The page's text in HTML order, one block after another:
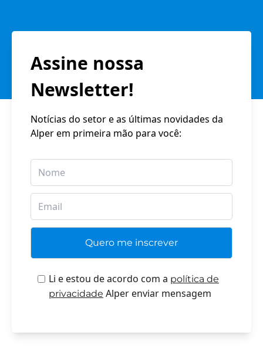
Assine nossa
Newsletter!
Notícias do setor e as últimas novidades da
Alper em primeira mão para você:
Li e estou de acordo com a política de
privacidade Alper enviar mensagem